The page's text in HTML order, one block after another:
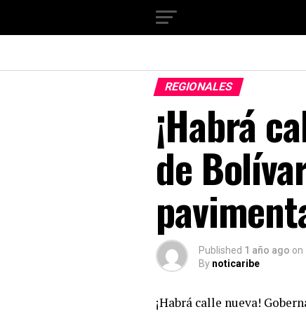
REGIONALES
¡Habrá
de
Published 1 año ago on
By noticaribe
¡Habrá calle nueva!